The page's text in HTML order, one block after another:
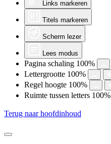
Links markeren
Titels markeren
Scherm lezer
Lees modus
Pagina schaling 100%
Lettergrootte 100%
Regel hoogte 100%
Ruimte tussen letters 100%
Terug naar hoofdinhoud